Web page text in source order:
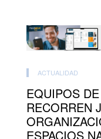
ACTUALIDAD
EQUIPOS
RECORREN
ESPACIOS